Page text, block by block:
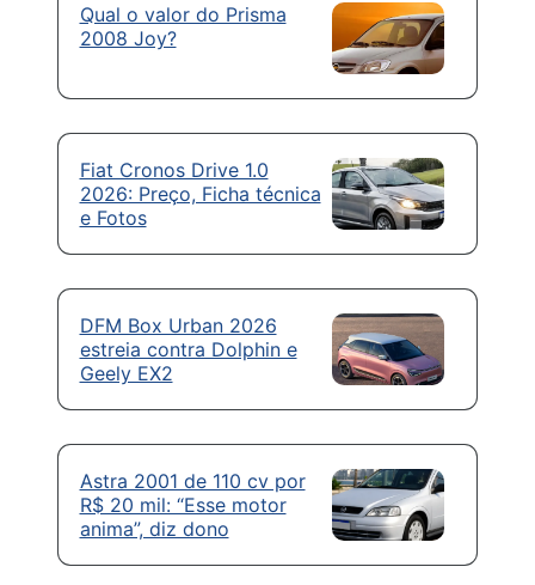
Qual o valor do Prisma
2008 Joy?
Fiat Cronos Drive 1.0
2026: Preço, Ficha técnica
e Fotos
DFM Box Urban 2026
estreia contra Dolphin e
Geely EX2
Astra 2001 de 110 cv por
R$ 20 mil: “Esse motor
anima”, diz dono